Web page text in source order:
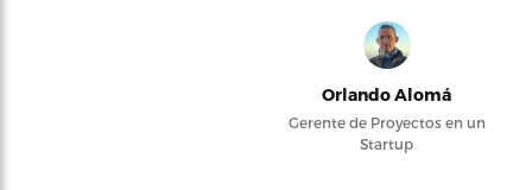
Orlando Alomá
Gerente de Proyectos en un
Startup